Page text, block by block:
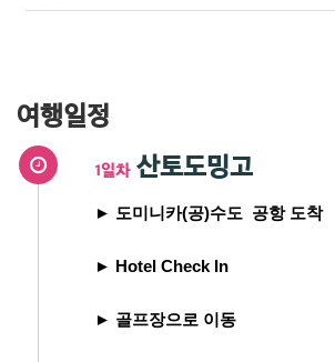
여행일정
1일차산토도밍고
► 도미니카(공)수도 공항 도착
► Hotel Check In
► 골프장으로 이동